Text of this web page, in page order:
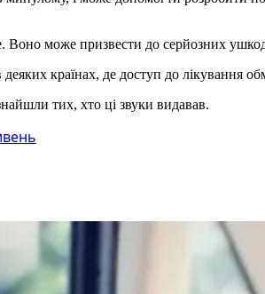
Воно може призвести до серйозних
країнах, де доступ до лікування
тих, хто ці звуки видавав.